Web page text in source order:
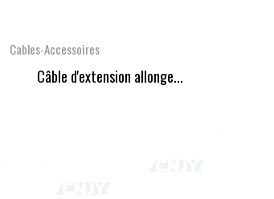
Cables-Accessoires
Câble d'extension allonge...